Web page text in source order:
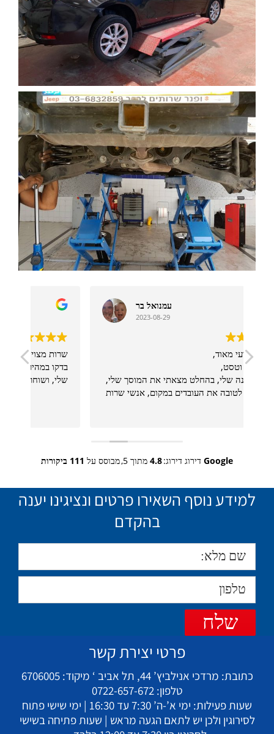
עמנואל בר
2023-08-29
מוסך מקצועי מאוד,
טיפול גדול וטסט,
פעם ראשונה שלי, בהחלט מצאתי את המוסך שלי,
רוצה לציין לטובה את העובדים במקום, אנשי שרות
Googleדירוג דירוג:4.8מתוך 5, מבוסס על 111 ביקורות
למידע נוסף השאירו פרטים ונציגינו יענה
בהקדם
פרטי יצירת קשר
כתובת: מרדכי אנילביץ’ 44, תל אביב ‘ מיקוד: 6706005
טלפון: 0722-657-672
שעות פעילות:
ימי א’-ה’ 7:30 עד 16:30 | ימי שישי פתוח
לסירוגין ולכן יש לתאם הגעה מראש | שעות פתיחה בשישי